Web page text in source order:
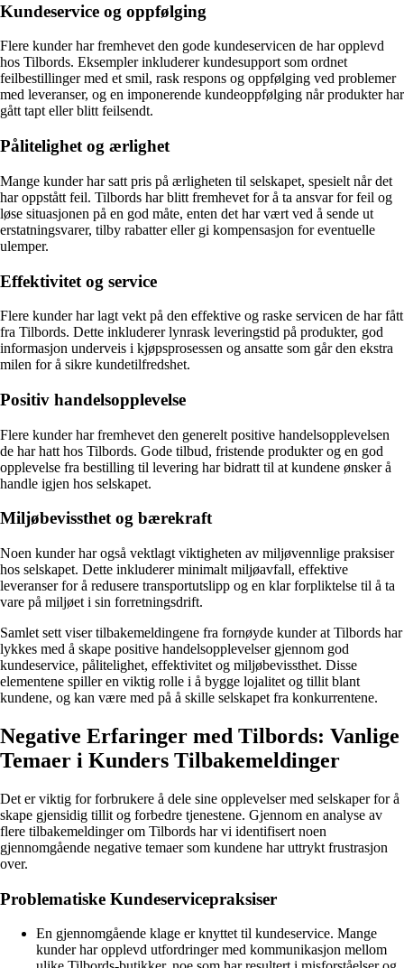
Kundeservice og oppfølging
Flere kunder har fremhevet den gode kundeservicen de har opplevd
hos Tilbords. Eksempler inkluderer kundesupport som ordnet
feilbestillinger med et smil, rask respons og oppfølging ved problemer
med leveranser, og en imponerende kundeoppfølging når produkter har
gått tapt eller blitt feilsendt.
Pålitelighet og ærlighet
Mange kunder har satt pris på ærligheten til selskapet, spesielt når det
har oppstått feil. Tilbords har blitt fremhevet for å ta ansvar for feil og
løse situasjonen på en god måte, enten det har vært ved å sende ut
erstatningsvarer, tilby rabatter eller gi kompensasjon for eventuelle
ulemper.
Effektivitet og service
Flere kunder har lagt vekt på den effektive og raske servicen de har fått
fra Tilbords. Dette inkluderer lynrask leveringstid på produkter, god
informasjon underveis i kjøpsprosessen og ansatte som går den ekstra
milen for å sikre kundetilfredshet.
Positiv handelsopplevelse
Flere kunder har fremhevet den generelt positive handelsopplevelsen
de har hatt hos Tilbords. Gode tilbud, fristende produkter og en god
opplevelse fra bestilling til levering har bidratt til at kundene ønsker å
handle igjen hos selskapet.
Miljøbevissthet og bærekraft
Noen kunder har også vektlagt viktigheten av miljøvennlige praksiser
hos selskapet. Dette inkluderer minimalt miljøavfall, effektive
leveranser for å redusere transportutslipp og en klar forpliktelse til å ta
vare på miljøet i sin forretningsdrift.
Samlet sett viser tilbakemeldingene fra fornøyde kunder at Tilbords har
lykkes med å skape positive handelsopplevelser gjennom god
kundeservice, pålitelighet, effektivitet og miljøbevissthet. Disse
elementene spiller en viktig rolle i å bygge lojalitet og tillit blant
kundene, og kan være med på å skille selskapet fra konkurrentene.
Negative Erfaringer med Tilbords: Vanlige
Temaer i Kunders Tilbakemeldinger
Det er viktig for forbrukere å dele sine opplevelser med selskaper for å
skape gjensidig tillit og forbedre tjenestene. Gjennom en analyse av
flere tilbakemeldinger om Tilbords har vi identifisert noen
gjennomgående negative temaer som kundene har uttrykt frustrasjon
over.
Problematiske Kundeservicepraksiser
En gjennomgående klage er knyttet til kundeservice. Mange
kunder har opplevd utfordringer med kommunikasjon mellom